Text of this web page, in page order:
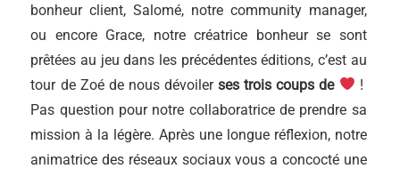
bonheur client, Salomé, notre community manager,
ou encore Grace, notre créatrice bonheur se sont
prêtées au jeu dans les précédentes éditions, c’est au
tour de Zoé de nous dévoilerses trois coups de
!
Pas question pour notre collaboratrice de prendre sa
mission à la légère. Après une longue réflexion, notre
animatrice des réseaux sociaux vous a concocté une